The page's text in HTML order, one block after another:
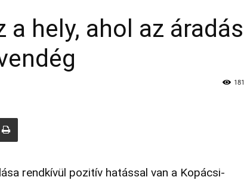
a hely, ahol az áradás
181
rendkívül pozitív hatással van a Kopácsi-